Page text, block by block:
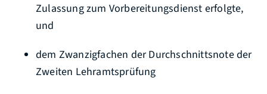
Zulassung zum Vorbereitungsdienst erfolgte,
und
dem Zwanzigfachen der Durchschnittsnote der
Zweiten Lehramtsprüfung